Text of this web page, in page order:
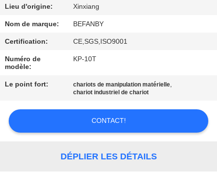
QUALITÉ
CONTACTEZ-
NOUS
NOUVELLES
DEMANDEZ
UNE
CITATION
Lieu d'origine: Xinxiang
Nom de marque: BEFANBY
Certification: CE,SGS,ISO9001
Numéro de
modèle:
KP-10T
Le point fort: chariots de manipulation matérielle,
chariot industriel de chariot
CONTACT!
DÉPLIER LES DÉTAILS